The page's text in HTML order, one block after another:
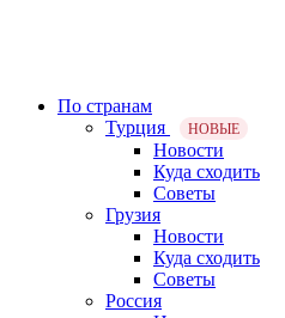
По странам
Турция
НОВЫЕ
Новости
Куда сходить
Советы
Грузия
Новости
Куда сходить
Советы
Россия